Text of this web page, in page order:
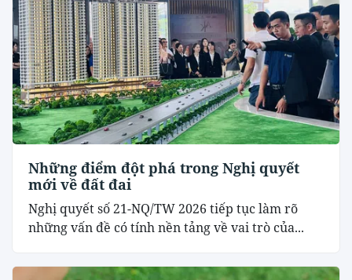
Những điểm đột phá trong Nghị quyết
mới về đất đai
Nghị quyết số 21-NQ/TW 2026 tiếp tục làm rõ
những vấn đề có tính nền tảng về vai trò của...